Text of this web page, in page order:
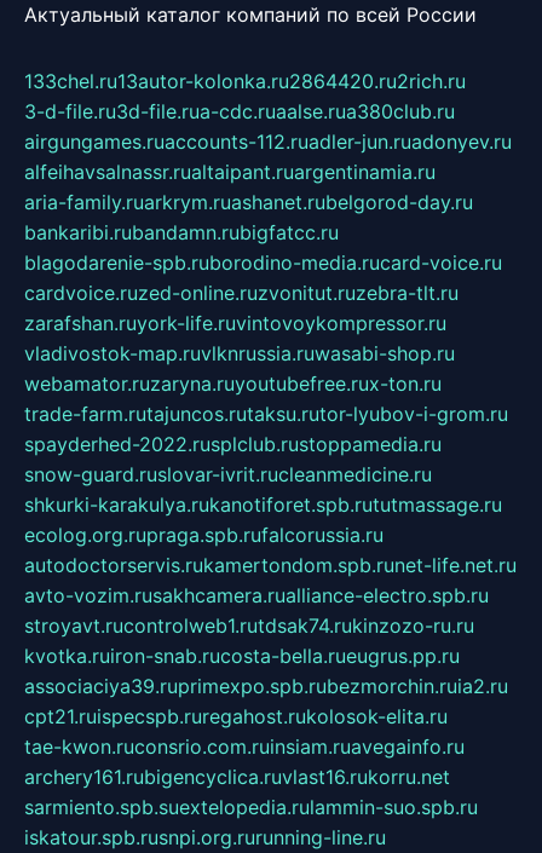
Актуальный каталог компаний по всей России
133chel.ru13autor-kolonka.ru2864420.ru2rich.ru
3-d-file.ru3d-file.rua-cdc.ruaalse.rua380club.ru
airgungames.ruaccounts-112.ruadler-jun.ruadonyev.ru
alfeihavsalnassr.rualtaipant.ruargentinamia.ru
aria-family.ruarkrym.ruashanet.rubelgorod-day.ru
bankaribi.rubandamn.rubigfatcc.ru
blagodarenie-spb.ruborodino-media.rucard-voice.ru
cardvoice.ruzed-online.ruzvonitut.ruzebra-tlt.ru
zarafshan.ruyork-life.ruvintovoykompressor.ru
vladivostok-map.ruvlknrussia.ruwasabi-shop.ru
webamator.ruzaryna.ruyoutubefree.rux-ton.ru
trade-farm.rutajuncos.rutaksu.rutor-lyubov-i-grom.ru
spayderhed-2022.rusplclub.rustoppamedia.ru
snow-guard.ruslovar-ivrit.rucleanmedicine.ru
shkurki-karakulya.rukanotiforet.spb.rututmassage.ru
ecolog.org.rupraga.spb.rufalcorussia.ru
autodoctorservis.rukamertondom.spb.runet-life.net.ru
avto-vozim.rusakhcamera.rualliance-electro.spb.ru
stroyavt.rucontrolweb1.rutdsak74.rukinzozo-ru.ru
kvotka.ruiron-snab.rucosta-bella.rueugrus.pp.ru
associaciya39.ruprimexpo.spb.rubezmorchin.ruia2.ru
cpt21.ruispecspb.ruregahost.rukolosok-elita.ru
tae-kwon.ruconsrio.com.ruinsiam.ruavegainfo.ru
archery161.rubigencyclica.ruvlast16.rukorru.net
sarmiento.spb.suextelopedia.rulammin-suo.spb.ru
iskatour.spb.rusnpi.org.rurunning-line.ru